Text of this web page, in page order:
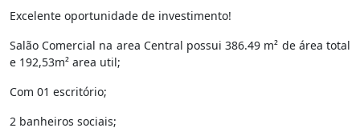
Excelente oportunidade de investimento!
Salão Comercial na area Central possui 386.49 m² de área total
e 192,53m² area util;
Com 01 escritório;
2 banheiros sociais;